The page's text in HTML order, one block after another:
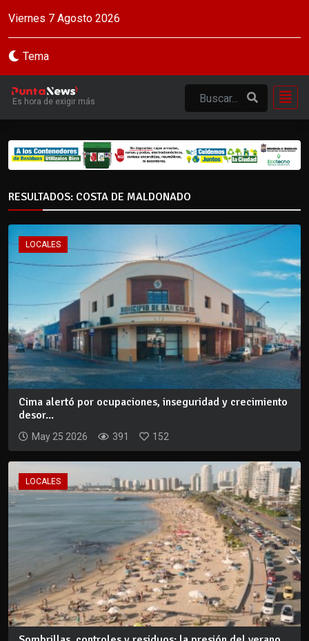
Viernes 7 Agosto 2026
Tema
Es hora de exigir más
RESULTADOS: COSTA DE MALDONADO
LOCALES
Cima alertó por ocupaciones, inseguridad y crecimiento
desor...
May 25 2026 391 152
LOCALES